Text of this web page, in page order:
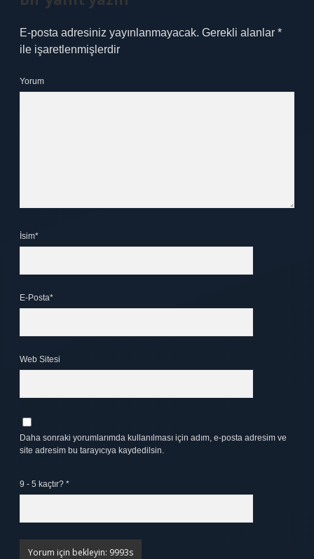
E-posta adresiniz yayınlanmayacak. Gerekli alanlar *
ile işaretlenmişlerdir
Yorum
İsim*
E-Posta*
Web Sitesi
Daha sonraki yorumlarımda kullanılması için adım, e-posta adresim ve
site adresim bu tarayıcıya kaydedilsin.
9 - 5 kaçtır? *